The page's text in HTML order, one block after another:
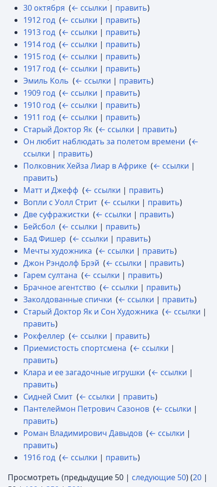
30 октября (← ссылки | править)
1912 год (← ссылки | править)
1913 год (← ссылки | править)
1914 год (← ссылки | править)
1915 год (← ссылки | править)
1917 год (← ссылки | править)
Эмиль Коль (← ссылки | править)
1909 год (← ссылки | править)
1910 год (← ссылки | править)
1911 год (← ссылки | править)
Старый Доктор Як (← ссылки | править)
Он любит наблюдать за полетом времени (←
ссылки | править)
Полковник Хейза Лиар в Африке (← ссылки |
править)
Матт и Джефф (← ссылки | править)
Вопли с Уолл Стрит (← ссылки | править)
Две суфражистки (← ссылки | править)
Бейсбол (← ссылки | править)
Бад Фишер (← ссылки | править)
Мечты художника (← ссылки | править)
Джон Рэндолф Брэй (← ссылки | править)
Гарем султана (← ссылки | править)
Брачное агентство (← ссылки | править)
Заколдованные спички (← ссылки | править)
Старый Доктор Як и Сон Художника (← ссылки |
править)
Рокфеллер (← ссылки | править)
Приемистость спортсмена (← ссылки |
править)
Клара и ее загадочные игрушки (← ссылки |
править)
Сидней Смит (← ссылки | править)
Пантелеймон Петрович Сазонов (← ссылки |
править)
Роман Владимирович Давыдов (← ссылки |
править)
1916 год (← ссылки | править)
Просмотреть (предыдущие 50 | следующие 50) (20 |